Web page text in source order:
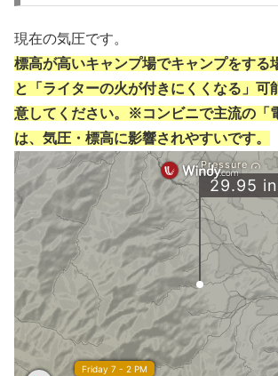
現在の気圧です。
標高が高いキャンプ場でキャンプをする
と「ライターの火が付きにくくなる」可
意してください。※コンビニで主流の「
は、気圧・標高に影響されやすいです。